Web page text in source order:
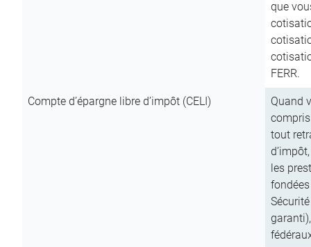
que
FERR.
Compte d’épargne libre d’impôt (CELI)
Quand
tout
les